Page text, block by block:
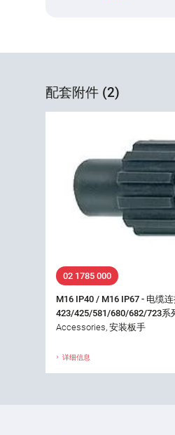
配套附件 (2)
02 1785 000
M16 IP40 / M16 IP67 - 电缆
423/425/581/680/682/723系
Accessories, 安装板手
详细信息